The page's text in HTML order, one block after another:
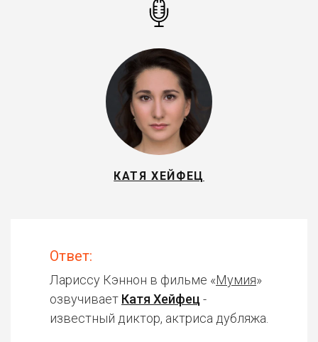
КАТЯ ХЕЙФЕЦ
Ответ:
Лариссу Кэннон в фильме «Мумия»
озвучивает Катя Хейфец -
известный диктор, актриса дубляжа.